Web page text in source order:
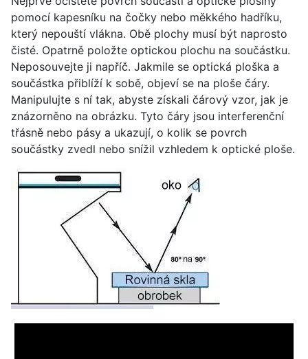
pomocí kapesníku na čočky nebo měkkého hadříku,
který nepouští vlákna. Obě plochy musí být naprosto
čisté. Opatrně položte optickou plochu na součástku.
Neposouvejte ji napříč. Jakmile se optická ploška a
součástka přiblíží k sobě, objeví se na ploše čáry.
Manipulujte s ní tak, abyste získali čárový vzor, jak je
znázorněno na obrázku. Tyto čáry jsou interferenční
třásně nebo pásy a ukazují, o kolik se povrch
součástky zvedl nebo snížil vzhledem k optické ploše.